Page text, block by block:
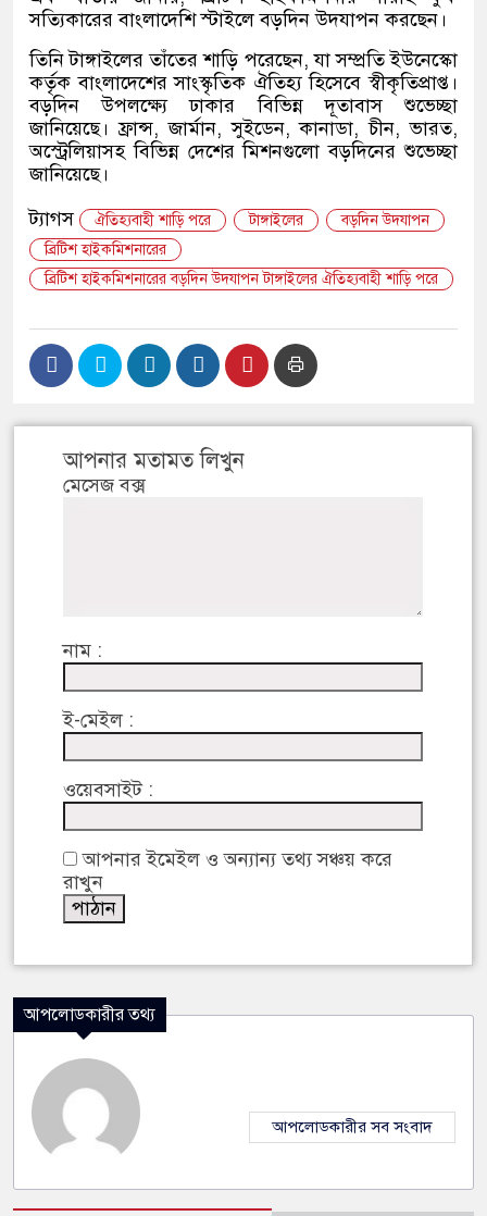
সত্যিকারের বাংলাদেশি স্টাইলে বড়দিন উদযাপন করছেন।
তিনি টাঙ্গাইলের তাঁতের শাড়ি পরেছেন, যা সম্প্রতি ইউনেস্কো
কর্তৃক বাংলাদেশের সাংস্কৃতিক ঐতিহ্য হিসেবে স্বীকৃতিপ্রাপ্ত।
বড়দিন উপলক্ষ্যে ঢাকার বিভিন্ন দূতাবাস শুভেচ্ছা
জানিয়েছে। ফ্রান্স, জার্মান, সুইডেন, কানাডা, চীন, ভারত,
অ‌স্ট্রেলিয়াসহ বি‌ভিন্ন দে‌শের মিশনগু‌লো বড়দিনের শুভেচ্ছা
জানিয়েছে।
ট্যাগস
ঐতিহ্যবাহী শাড়ি পরে টাঙ্গাইলের
বড়দিন উদযাপন
ব্রিটিশ হাইকমিশনারের
ব্রিটিশ হাইকমিশনারের বড়দিন উদযাপন টাঙ্গাইলের ঐতিহ্যবাহী শাড়ি পরে
আপনার মতামত লিখুন
মেসেজ বক্স
নাম :
ই-মেইল :
ওয়েবসাইট :
আপনার ইমেইল ও অন্যান্য তথ্য সঞ্চয় করে
রাখুন
আপলোডকারীর তথ্য
আপলোডকারীর সব সংবাদ